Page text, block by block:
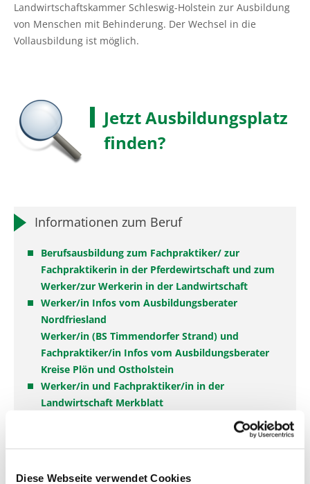
Diese Webseite verwendet Cookies
Landwirtschaftskammer Schleswig-Holstein zur Ausbildung
von Menschen mit Behinderung. Der Wechsel in die
Vollausbildung ist möglich.
Jetzt Ausbildungsplatz
finden?
Informationen zum Beruf
Berufsausbildung zum Fachpraktiker/ zur
Fachpraktikerin in der Pferdewirtschaft und zum
Werker/zur Werkerin in der Landwirtschaft
Werker/in Infos vom Ausbildungsberater
Nordfriesland
Werker/in (BS Timmendorfer Strand) und
Fachpraktiker/in Infos vom Ausbildungsberater
Kreise Plön und Ostholstein
Werker/in und Fachpraktiker/in in der
Landwirtschaft Merkblatt
Ausbildungsrahmenplan Werker/in in der